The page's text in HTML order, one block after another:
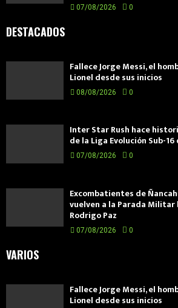
07/08/2026 0
DESTACADOS
Fallece Jorge Messi, el
Lionel desde sus inicios
08/08/2026 0
Inter Star Rush hace
de la Liga Evolución Sub-16
07/08/2026 0
Excombatientes de
vuelven a la Parada Militar
Rodrigo Paz
07/08/2026 0
VARIOS
Fallece Jorge Messi, el
Lionel desde sus inicios